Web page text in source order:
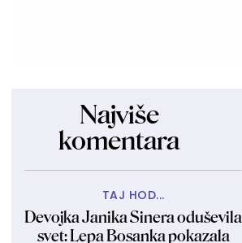
Najviše
komentara
TAJ HOD...
Devojka Janika Sinera oduševila
svet: Lepa Bosanka pokazala